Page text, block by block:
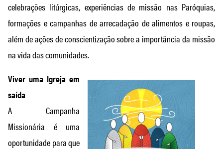
celebrações litúrgicas, experiências de missão nas Paróquias,
formações e campanhas de arrecadação de alimentos e roupas,
além de ações de conscientização sobre a importância da missão
na vida das comunidades.
Viver uma Igreja em
saída
A Campanha
Missionária é uma
oportunidade para que